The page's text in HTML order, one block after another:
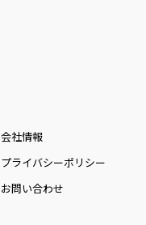
会社情報
プライバシーポリシー
お問い合わせ